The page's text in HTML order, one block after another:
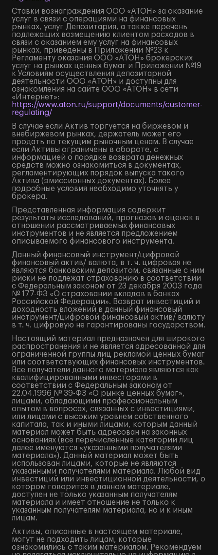
Ставки вознаграждения ООО «АТОН» за оказание
услуг в связи с операциями на финансовых
рынках, услуг Депозитария, а также перечень
подлежащих возмещению клиентом расходов в
связи с оказанием ему услуг на финансовых
рынках, приведены в Приложении №23 к
Регламенту оказания ООО «АТОН» брокерских
услуг на рынках ценных бумаг и Приложении №19
к Условиям осуществления депозитарной
деятельности ООО «АТОН» и доступны для
ознакомления на сайте ООО «АТОН» в сети
«Интернет»:
https://www.aton.ru/support/documents/customer-
regulating/
В случае если Актив торгуется на биржевом и
внебиржевом рынках, держатель может его
продать по текущим рыночным ценам. В случае
если Активы ограничены в обороте, с
информацией о порядке возврата денежных
средств можно ознакомиться в документах,
регламентирующих порядок выпуска такого
Актива (эмиссионных документах). Более
подробные условия необходимо уточнять у
брокера.
Представленная информация содержит
результаты исследований, прогнозов и оценок в
отношении рассматриваемых финансовых
инструментов и не является предложением
описываемого финансового инструмента.
Данный финансовый инструмент/цифровой
финансовый актив/ валюта, в т. ч. цифровая не
являются банковским депозитом, связанные с ним
риски не подлежат страхованию в соответствии
с Федеральным законом от 23 декабря 2003 года
№ 177-ФЗ «О страховании вкладов в банках
Российской Федерации». Возврат инвестиций и
доходность вложений в данный финансовый
инструмент/цифровой финансовый актив/ валюту
в т. ч. цифровую не гарантированы государством.
Настоящий материал предназначен для широкого
распространения и не является адресованной для
ограниченной группы лиц рекламой ценных бумаг
или соответствующих финансовых инструментов.
Все получатели данного материала являются как
квалифицированными инвесторами в
соответствии с Федеральным законом от
22.04.1996 № 39-ФЗ «О рынке ценных бумаг»,
лицами, обладающими профессиональным
опытом в вопросах, связанных с инвестициями,
или лицами с высоким уровнем собственного
капитала, так и иными лицами, которым данный
материал может быть адресован на законных
основаниях (все перечисленные категории лиц
далее именуются «указанными получателями
материала»). Данный материал может быть
использован лицами, которые не являются
указанными получателями материала. Любой вид
инвестиций или инвестиционной деятельности, о
котором говорится в данном материале,
доступен не только указанным получателям
материала и имеет отношение не только к
указанным получателям материала, но и к иным
лицам.
Активы, описанные в настоящем материале,
могут не подходить лицам, которые
ознакомились с таким материалом. Рекомендуем